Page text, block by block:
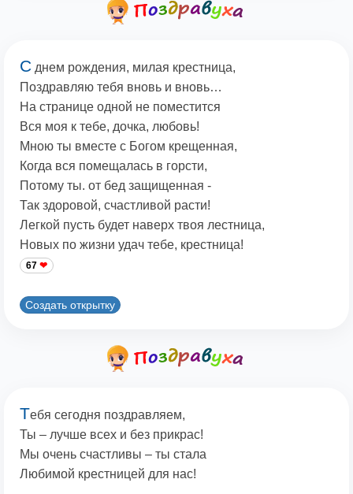
С днем рождения, милая крестница,
Поздравляю тебя вновь и вновь…
На странице одной не поместится
Вся моя к тебе, дочка, любовь!
Мною ты вместе с Богом крещенная,
Когда вся помещалась в горсти,
Потому ты. от бед защищенная -
Так здоровой, счастливой расти!
Легкой пусть будет наверх твоя лестница,
Новых по жизни удач тебе, крестница!
67
Создать открытку
Тебя сегодня поздравляем,
Ты – лучше всех и без прикрас!
Мы очень счастливы – ты стала
Любимой крестницей для нас!